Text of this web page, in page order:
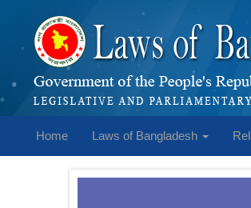
Home Laws of Bangladesh